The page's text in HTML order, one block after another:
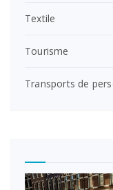
Textile
Tourisme
Transports de